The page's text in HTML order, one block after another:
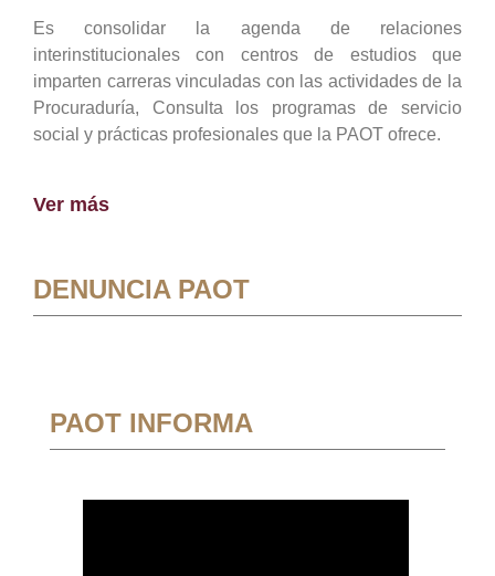
Es consolidar la agenda de relaciones
interinstitucionales con centros de estudios que
imparten carreras vinculadas con las actividades de la
Procuraduría, Consulta los programas de servicio
social y prácticas profesionales que la PAOT ofrece.
Ver más
DENUNCIA PAOT
PAOT INFORMA